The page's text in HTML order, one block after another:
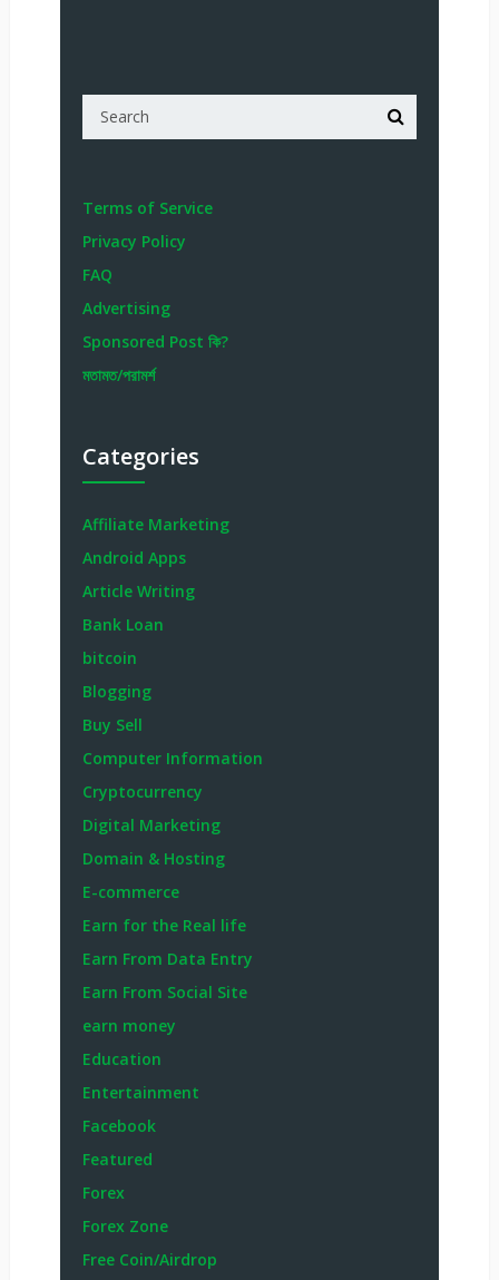
Terms of Service
Privacy Policy
FAQ
Advertising
Sponsored Post কি?
মতামত/পরামর্শ
Categories
Affiliate Marketing
Android Apps
Article Writing
Bank Loan
bitcoin
Blogging
Buy Sell
Computer Information
Cryptocurrency
Digital Marketing
Domain & Hosting
E-commerce
Earn for the Real life
Earn From Data Entry
Earn From Social Site
earn money
Education
Entertainment
Facebook
Featured
Forex
Forex Zone
Free Coin/Airdrop